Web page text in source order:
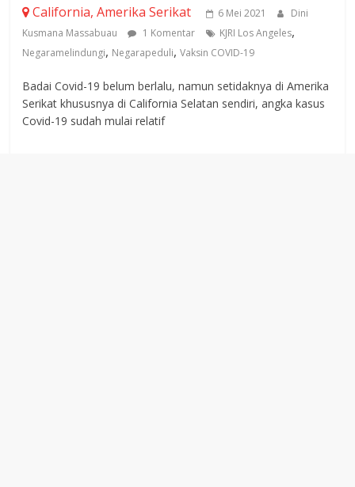
California, Amerika Serikat 6 Mei 2021
Dini
Kusmana Massabuau
1 Komentar KJRI Los Angeles,
Negaramelindungi, Negarapeduli,Vaksin COVID-19
Badai Covid-19 belum berlalu, namun setidaknya di Amerika
Serikat khususnya di California Selatan sendiri, angka kasus
Covid-19 sudah mulai relatif